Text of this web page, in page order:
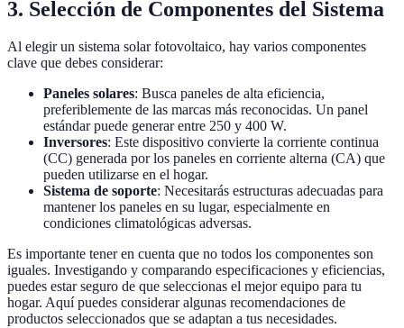
3. Selección de Componentes del Sistema
Al elegir un sistema solar fotovoltaico, hay varios componentes
clave que debes considerar:
Paneles solares: Busca paneles de alta eficiencia,
preferiblemente de las marcas más reconocidas. Un panel
estándar puede generar entre 250 y 400 W.
Inversores: Este dispositivo convierte la corriente continua
(CC) generada por los paneles en corriente alterna (CA) que
pueden utilizarse en el hogar.
Sistema de soporte: Necesitarás estructuras adecuadas para
mantener los paneles en su lugar, especialmente en
condiciones climatológicas adversas.
Es importante tener en cuenta que no todos los componentes son
iguales. Investigando y comparando especificaciones y eficiencias,
puedes estar seguro de que seleccionas el mejor equipo para tu
hogar. Aquí puedes considerar algunas recomendaciones de
productos seleccionados que se adaptan a tus necesidades.